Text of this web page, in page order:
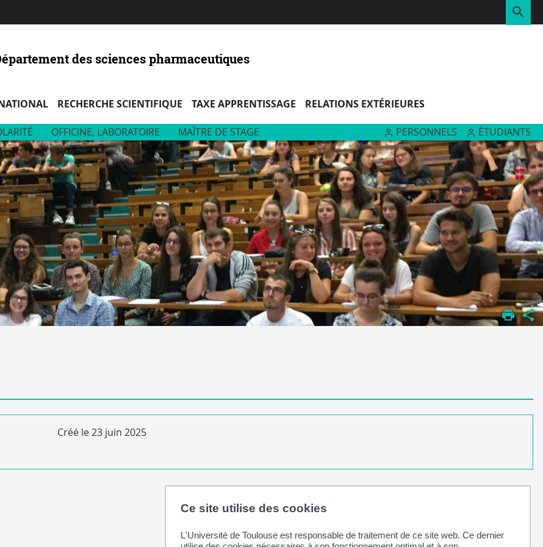
Ce site utilise des cookies
L'Université de Toulouse est responsable de traitement de ce site web. Ce dernier
au
directs
des sciences pharmaceutiques
RECHERCHE SCIENTIFIQUE TAXE APPRENTISSAGE RELATIONS EXTÉRIEURES
OFFICINE, LABORATOIRE MAÎTRE DE STAGE PERSONNELS ÉTUDIANTS
Créé le23 juin 2025